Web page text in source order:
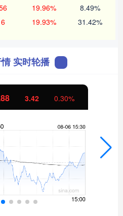
19.96% 8.49%
19.93% 31.42%
实时轮播
3.42 0.30%